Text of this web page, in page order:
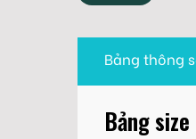
Bảng thông
Bảng